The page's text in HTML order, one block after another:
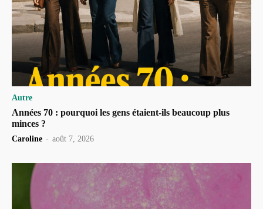
Autre
Années 70 : pourquoi les gens étaient-ils beaucoup plus
minces ?
Caroline - août 7, 2026